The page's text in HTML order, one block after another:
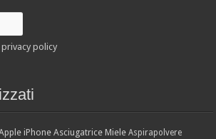
policy
iPhone Asciugatrice Miele Aspirapolvere